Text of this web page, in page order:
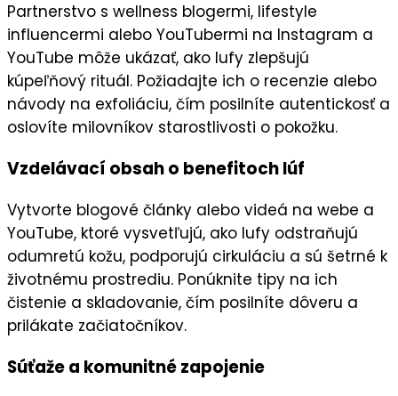
Partnerstvo s wellness blogermi, lifestyle
influencermi alebo YouTubermi na Instagram a
YouTube môže ukázať, ako lufy zlepšujú
kúpeľňový rituál. Požiadajte ich o recenzie alebo
návody na exfoliáciu, čím posilníte autentickosťa
oslovíte milovníkov starostlivosti o pokožku.
Vzdelávací obsah o benefitoch lúf
Vytvorte blogové články alebo videá na webe a
YouTube, ktoré vysvetľujú, ako lufy odstraňujú
odumretú kožu, podporujú cirkuláciu a sú šetrné k
životnému prostrediu. Ponúknite tipy na ich
čistenie a skladovanie, čím posilníte dôveru a
prilákate začiatočníkov.
Súťaže a komunitné zapojenie